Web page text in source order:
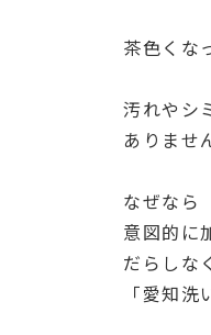
茶色くな
汚れやシ
ありませ
なぜなら
意図的に
だらしな
「愛知